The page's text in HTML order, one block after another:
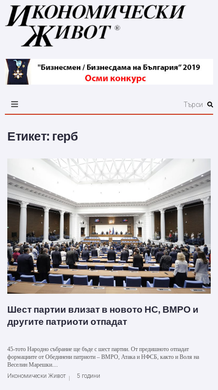
Етикет: герб
Шест партии влизат в новото НС, ВМРО и
другите патриоти отпадат
45-тото Народно събрание ще бъде с шест партии. От предишното отпадат
формациите от Обединени патриоти – ВМРО, Атака и НФСБ, както и Воля на
Веселин Марешки....
Икономически Живот
5 години